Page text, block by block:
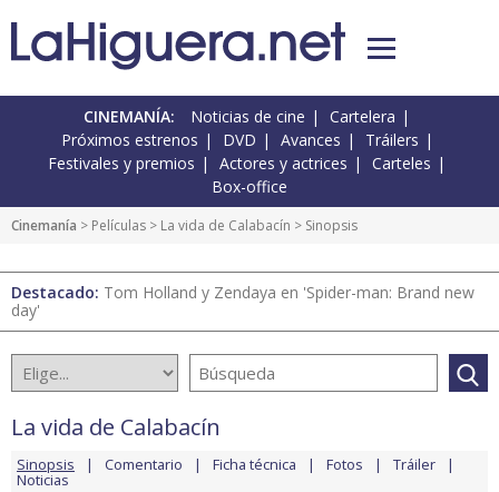
CINEMANÍA: Noticias de cine
Cartelera
Próximos estrenos
DVD Avances
Tráilers
Festivales y premios
Actores y actrices
Carteles
Box-office
Cinemanía > Películas > La vida de Calabacín > Sinopsis
Destacado: Tom Holland y Zendaya en 'Spider-man: Brand new
day'
La vida de Calabacín
Sinopsis Comentario Ficha técnica Fotos Tráiler
Noticias